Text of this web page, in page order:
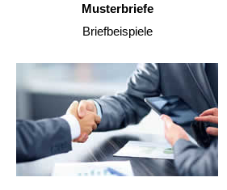
Musterbriefe
Briefbeispiele